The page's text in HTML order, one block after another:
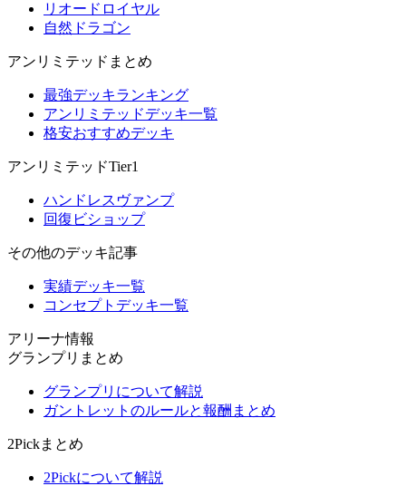
リオードロイヤル
自然ドラゴン
アンリミテッドまとめ
最強デッキランキング
アンリミテッドデッキ一覧
格安おすすめデッキ
アンリミテッドTier1
ハンドレスヴァンプ
回復ビショップ
その他のデッキ記事
実績デッキ一覧
コンセプトデッキ一覧
アリーナ情報
グランプリまとめ
グランプリについて解説
ガントレットのルールと報酬まとめ
2Pickまとめ
2Pickについて解説